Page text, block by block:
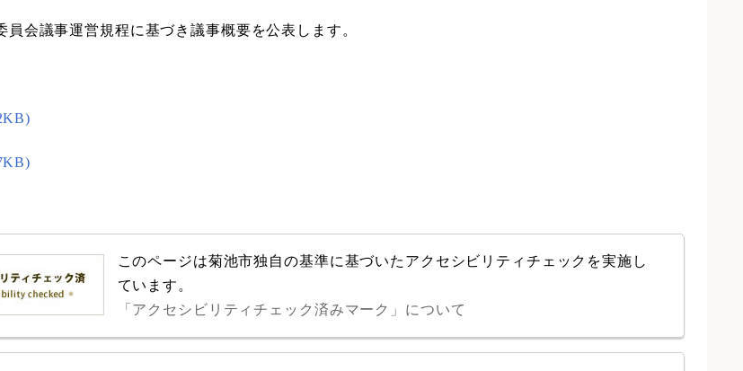
員会議事運営規程に基づき議事概要を公表します。
このページは菊池市独自の基準に基づいたアクセシビリティチェックを実施し
ています。
「アクセシビリティチェック済みマーク」について